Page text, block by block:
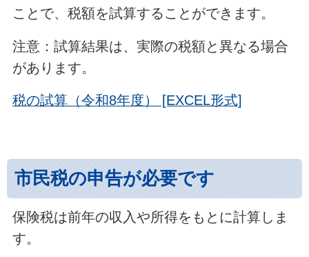
ことで、税額を試算することができます。
注意：試算結果は、実際の税額と異なる場合
があります。
税の試算（令和8年度） [EXCEL形式]
市民税の申告が必要です
保険税は前年の収入や所得をもとに計算しま
す。